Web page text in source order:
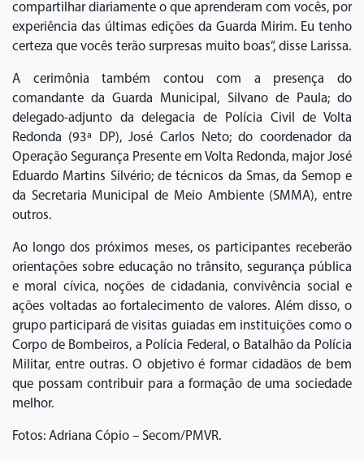
compartilhar diariamente o que aprenderam com vocês, por
experiência das últimas edições da Guarda Mirim. Eu tenho
certeza que vocês terão surpresas muito boas”, disse Larissa.
A cerimônia também contou com a presença do
comandante da Guarda Municipal, Silvano de Paula; do
delegado-adjunto da delegacia de Polícia Civil de Volta
Redonda (93ª DP), José Carlos Neto; do coordenador da
Operação Segurança Presente em Volta Redonda, major José
Eduardo Martins Silvério; de técnicos da Smas, da Semop e
da Secretaria Municipal de Meio Ambiente (SMMA), entre
outros.
Ao longo dos próximos meses, os participantes receberão
orientações sobre educação no trânsito, segurança pública
e moral cívica, noções de cidadania, convivência social e
ações voltadas ao fortalecimento de valores. Além disso, o
grupo participará de visitas guiadas em instituições como o
Corpo de Bombeiros, a Polícia Federal, o Batalhão da Polícia
Militar, entre outras. O objetivo é formar cidadãos de bem
que possam contribuir para a formação de uma sociedade
melhor.
Fotos: Adriana Cópio – Secom/PMVR.